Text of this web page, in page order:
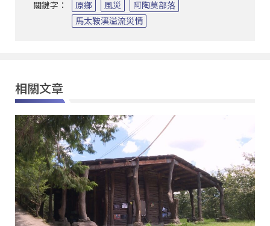
關鍵字： 原鄉 風災
阿陶莫部落
馬太鞍溪溢流災情
相關文章